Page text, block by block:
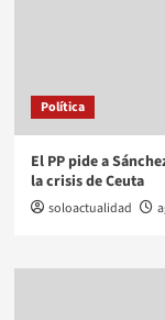
Política
El PP pide a
la crisis de Ceuta
soloactualidad